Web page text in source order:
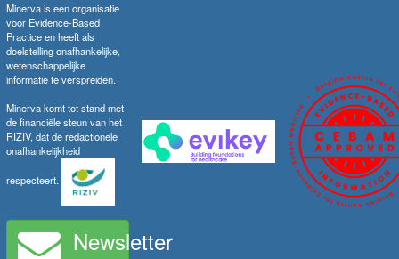
Minerva is een organisatie
voor Evidence-Based
Practice en heeft als
doelstelling onafhankelijke,
wetenschappelijke
informatie te verspreiden.
Minerva komt tot stand met
de financiële steun van het
RIZIV, dat de redactionele
onafhankelijkheid
respecteert.
Newsletter